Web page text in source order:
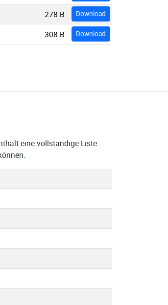
278 B Download
308 B Download
eine vollständige Liste